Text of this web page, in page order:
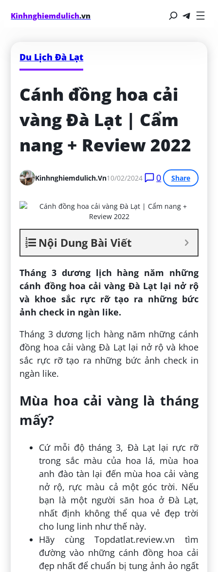
Kinhnghiemdulich.vn
Du Lịch Đà Lạt
Cánh đồng hoa cải
vàng Đà Lạt | Cẩm
nang + Review 2022
Kinhnghiemdulich.vn10/02/2024 0 Share
Nội Dung Bài Viết
Tháng 3 dương lịch hàng năm những
cánh đồng hoa cải vàng Đà Lạt lại nở rộ
và khoe sắc rực rỡ tạo ra những bức
ảnh check in ngàn like.
Tháng 3 dương lịch hàng năm những cánh
đồng hoa cải vàng Đà Lạt lại nở rộ và khoe
sắc rực rỡ tạo ra những bức ảnh check in
ngàn like.
Mùa hoa cải vàng là tháng
mấy?
Cứ mỗi độ tháng 3, Đà Lạt lại rực rỡ
trong sắc màu của hoa lá, mùa hoa
anh đào tàn lại đến mùa hoa cải vàng
nở rộ, rực màu cả một góc trời. Nếu
bạn là một người săn hoa ở Đà Lạt,
nhất định không thể qua vẻ đẹp trời
cho lung linh như thế này.
Hãy cùng Topdatlat.review.vn tìm
đường vào những cánh đồng hoa cải
đẹp nhất để chuẩn bị tung ảnh ảo ngất